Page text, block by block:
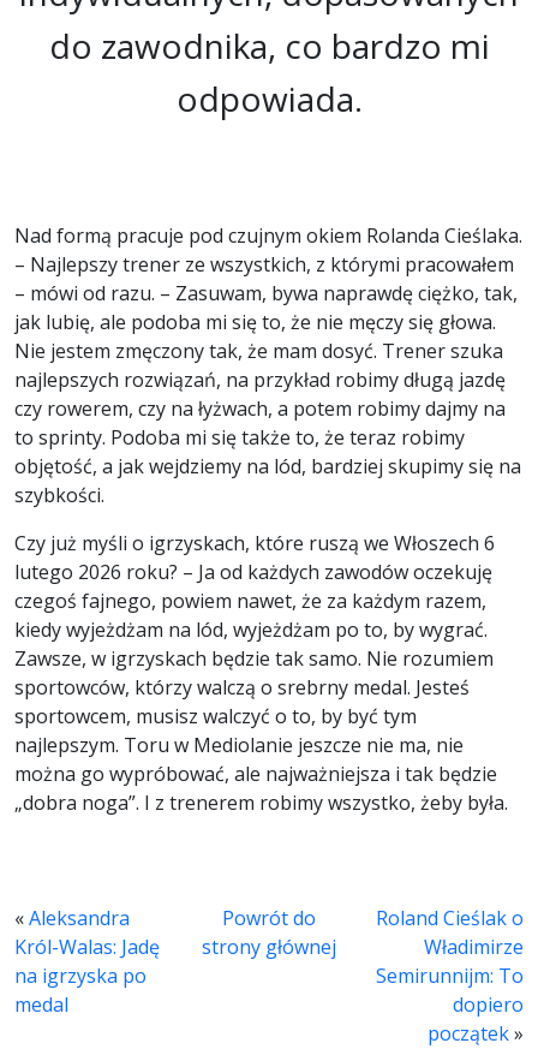
do zawodnika, co bardzo mi
odpowiada.
Nad formą pracuje pod czujnym okiem Rolanda Cieślaka.
– Najlepszy trener ze wszystkich, z którymi pracowałem
– mówi od razu. – Zasuwam, bywa naprawdę ciężko, tak,
jak lubię, ale podoba mi się to, że nie męczy się głowa.
Nie jestem zmęczony tak, że mam dosyć. Trener szuka
najlepszych rozwiązań, na przykład robimy długą jazdę
czy rowerem, czy na łyżwach, a potem robimy dajmy na
to sprinty. Podoba mi się także to, że teraz robimy
objętość, a jak wejdziemy na lód, bardziej skupimy się na
szybkości.
Czy już myśli o igrzyskach, które ruszą we Włoszech 6
lutego 2026 roku? – Ja od każdych zawodów oczekuję
czegoś fajnego, powiem nawet, że za każdym razem,
kiedy wyjeżdżam na lód, wyjeżdżam po to, by wygrać.
Zawsze, w igrzyskach będzie tak samo. Nie rozumiem
sportowców, którzy walczą o srebrny medal. Jesteś
sportowcem, musisz walczyć o to, by być tym
najlepszym. Toru w Mediolanie jeszcze nie ma, nie
można go wypróbować, ale najważniejsza i tak będzie
„dobra noga”. I z trenerem robimy wszystko, żeby była.
«Aleksandra
Król-Walas: Jadę
na igrzyska po
medal
Powrót do
strony głównej
Roland Cieślak o
Władimirze
Semirunnijm: To
dopiero
początek»